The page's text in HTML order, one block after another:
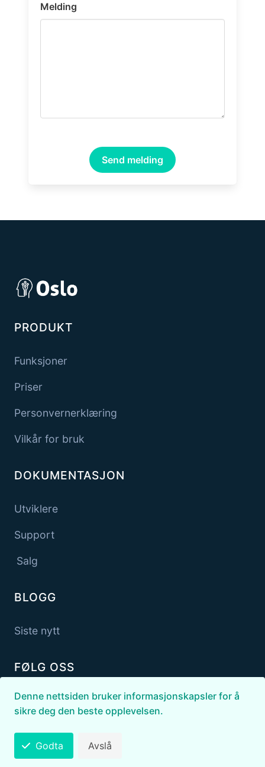
Melding
Send melding
PRODUKT
Funksjoner
Priser
Personvernerklæring
Vilkår for bruk
DOKUMENTASJON
Utviklere
Support
Salg
BLOGG
Siste nytt
FØLG OSS
Denne nettsiden bruker informasjonskapsler for å
sikre deg den beste opplevelsen.
Godta Avslå